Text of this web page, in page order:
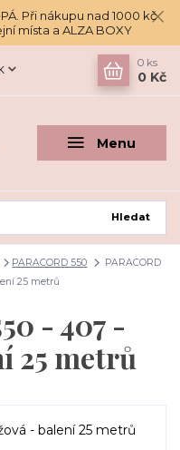
Při nákupu nad 1000 kč
místa a ALZA BOXY
Menu
Hledat
0 ks
0 Kč
PARACORD 550
PARACORD
25 metrů
- 407 -
25 metrů